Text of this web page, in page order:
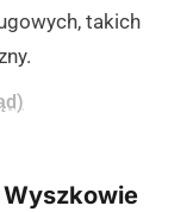
takich
Wyszkowie